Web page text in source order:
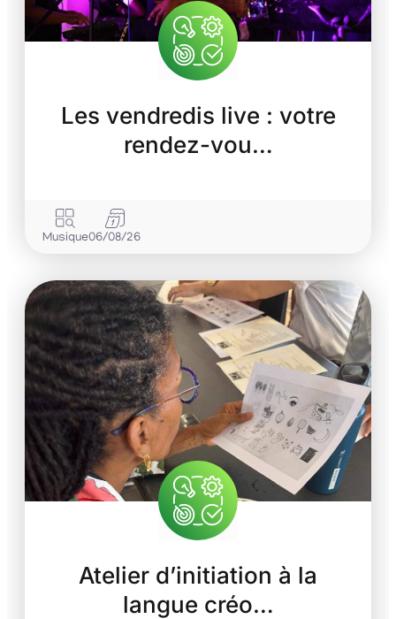
Les vendredis live : votre
rendez-vou…
Musique06/08/26
Atelier d’initiation à la
langue créo…